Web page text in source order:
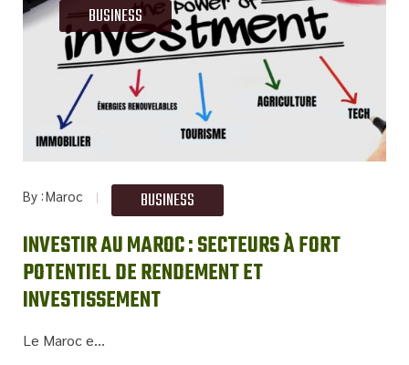
BUSINESS
By Maroc BUSINESS
INVESTIR AU MAROC : SECTEURS À FORT
POTENTIEL DE RENDEMENT ET
INVESTISSEMENT
Le Maroc e...